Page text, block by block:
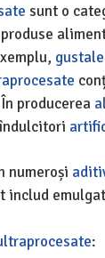
sunt o
gustale
producerea
numeroși
includ
: